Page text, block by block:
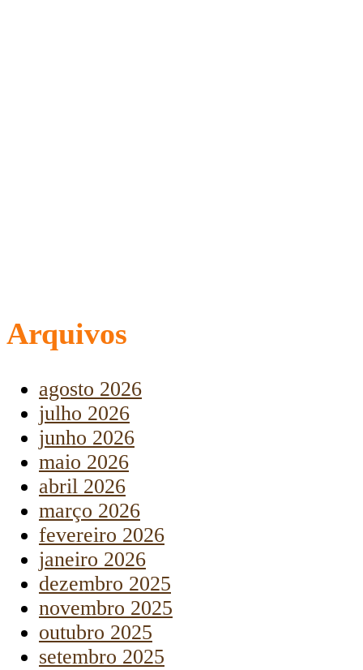
Arquivos
agosto 2026
julho 2026
junho 2026
maio 2026
abril 2026
março 2026
fevereiro 2026
janeiro 2026
dezembro 2025
novembro 2025
outubro 2025
setembro 2025